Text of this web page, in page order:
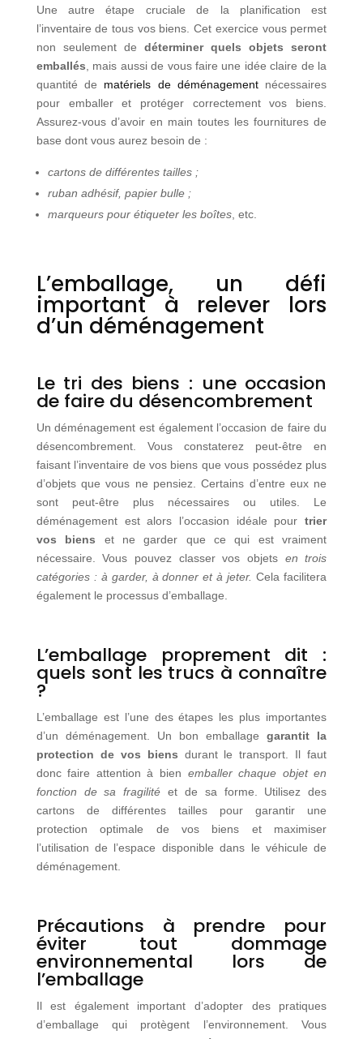
Une autre étape cruciale de la planification est
l’inventaire de tous vos biens. Cet exercice vous permet
non seulement de déterminer quels objets seront
emballés , mais aussi de vous faire une idée claire de la
quantité de matériels de déménagementnécessaires
pour emballer et protéger correctement vos biens.
Assurez-vous d’avoir en main toutes les fournitures de
base dont vous aurez besoin de :
cartons de différentes tailles ;
ruban adhésif, papier bulle ;
marqueurs pour étiqueter les boîtes, etc.
L’emballage, un défi
important à relever lors
d’un déménagement
Le tri des biens : une occasion
de faire du désencombrement
Un déménagement est également l’occasion de faire du
désencombrement. Vous constaterez peut-être en
faisant l’inventaire de vos biens que vous possédez plus
d’objets que vous ne pensiez. Certains d’entre eux ne
sont peut-être plus nécessaires ou utiles. Le
déménagement est alors l’occasion idéale pourtrier
vos biens et ne garder que ce qui est vraiment
nécessaire. Vous pouvez classer vos objets en trois
catégories : à garder, à donner et à jeter. Cela facilitera
également le processus d’emballage.
L’emballage proprement dit :
quels sont les trucs à connaître
?
L’emballage est l’une des étapes les plus importantes
d’un déménagement. Un bon emballagegarantit la
protection de vos biens durant le transport. Il faut
donc faire attention à bien emballer chaque objet en
fonction de sa fragilité et de sa forme. Utilisez des
cartons de différentes tailles pour garantir une
protection optimale de vos biens et maximiser
l’utilisation de l’espace disponible dans le véhicule de
déménagement.
Précautions à prendre pour
éviter tout dommage
environnemental lors de
l’emballage
Il est également important d’adopter des pratiques
d’emballage qui protègent l’environnement. Vous